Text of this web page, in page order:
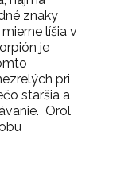
znaky
líšia v
je
pri
staršia a
Orol